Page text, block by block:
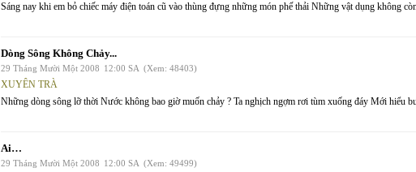
Sáng nay khi em bỏ chiếc máy điện toán cũ vào thùng đựng những món phế thải Những vật dụng không
Dòng Sông Không Chảy...
29 Tháng Mười Một 2008 12:00 SA (Xem: 48403)
XUYÊN TRÀ
Những dòng sông lỡ thời Nước không bao giờ muốn chảy ? Ta nghịch ngợm rơi tùm xuống đáy Mới hiểu
Ai…
29 Tháng Mười Một 2008 12:00 SA (Xem: 49499)